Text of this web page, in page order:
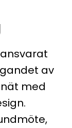
av
med